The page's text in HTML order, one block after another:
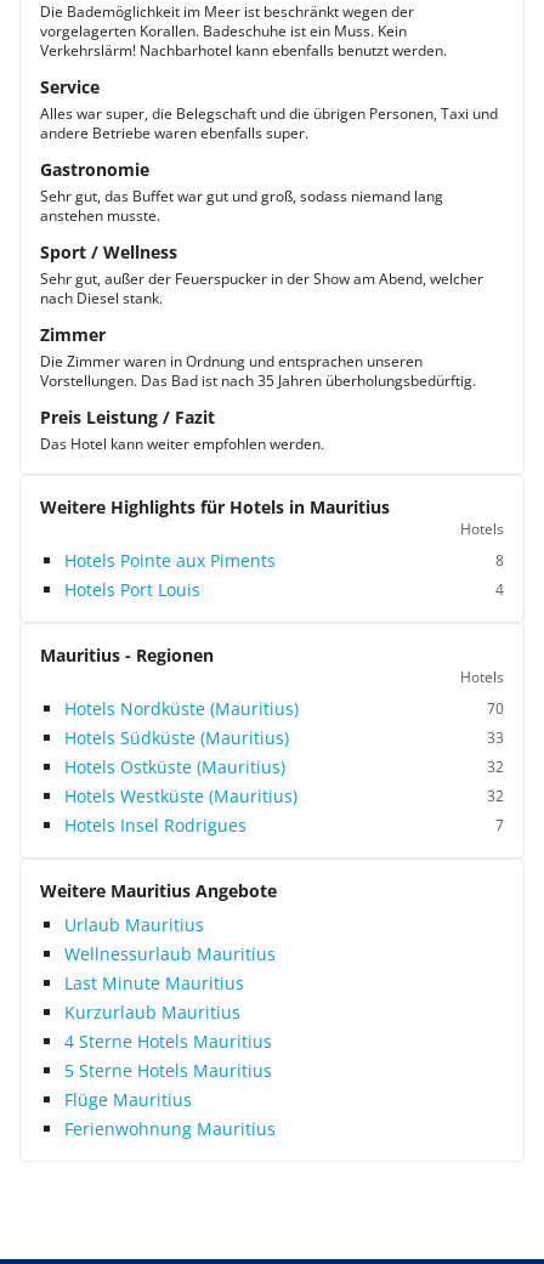
Die Bademöglichkeit im Meer ist beschränkt wegen der
vorgelagerten Korallen. Badeschuhe ist ein Muss. Kein
Verkehrslärm! Nachbarhotel kann ebenfalls benutzt werden.
Service
Alles war super, die Belegschaft und die übrigen Personen, Taxi und
andere Betriebe waren ebenfalls super.
Gastronomie
Sehr gut, das Buffet war gut und groß, sodass niemand lang
anstehen musste.
Sport / Wellness
Sehr gut, außer der Feuerspucker in der Show am Abend, welcher
nach Diesel stank.
Zimmer
Die Zimmer waren in Ordnung und entsprachen unseren
Vorstellungen. Das Bad ist nach 35 Jahren überholungsbedürftig.
Preis Leistung / Fazit
Das Hotel kann weiter empfohlen werden.
Weitere Highlights für Hotels in Mauritius
Hotels
Hotels Pointe aux Piments 8
Hotels Port Louis 4
Mauritius - Regionen
Hotels
Hotels Nordküste (Mauritius) 70
Hotels Südküste (Mauritius) 33
Hotels Ostküste (Mauritius) 32
Hotels Westküste (Mauritius) 32
Hotels Insel Rodrigues 7
Weitere Mauritius Angebote
Urlaub Mauritius
Wellnessurlaub Mauritius
Last Minute Mauritius
Kurzurlaub Mauritius
4 Sterne Hotels Mauritius
5 Sterne Hotels Mauritius
Flüge Mauritius
Ferienwohnung Mauritius